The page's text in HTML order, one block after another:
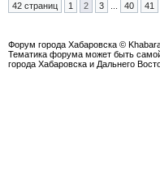
42 страниц 1 2 3 40 41
Форум города Хабаровска ©
Тематика форума может быть
города Хабаровска и Дальнего